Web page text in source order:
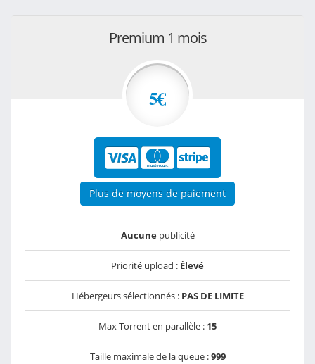
Premium 1 mois
5€
Plus de moyens de paiement
Aucunepublicité
Priorité upload : Élevé
Hébergeurs sélectionnés : PAS DE LIMITE
Max Torrent en parallèle : 15
Taille maximale de la queue :999